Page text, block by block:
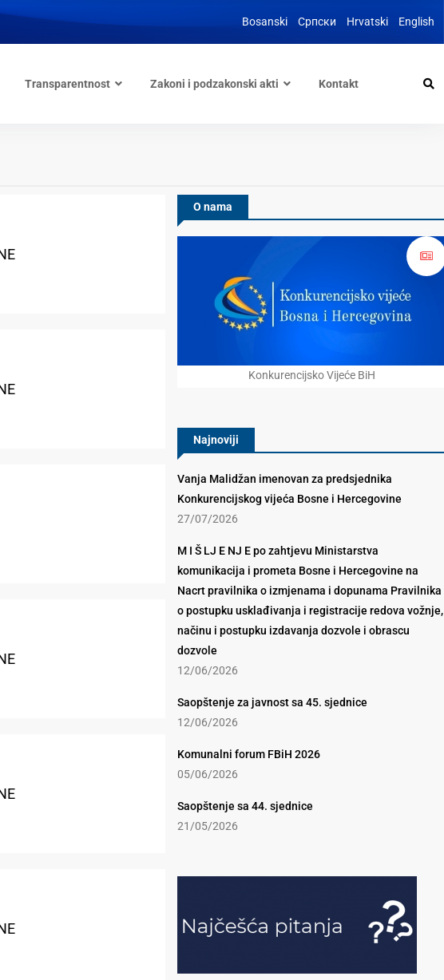
Bosanski Српски Hrvatski English
Transparentnost Zakoni i podzakonski akti Kontakt
O nama
Konkurencijsko Vijeće BiH
Najnoviji
Vanja Malidžan imenovan za predsjednika
Konkurencijskog vijeća Bosne i Hercegovine
27/07/2026
M I Š LJ E NJ E po zahtjevu Ministarstva
komunikacija i prometa Bosne i Hercegovine na
Nacrt pravilnika o izmjenama i dopunama Pravilnika
o postupku usklađivanja i registracije redova vožnje,
načinu i postupku izdavanja dozvole i obrascu
dozvole
12/06/2026
Saopštenje za javnost sa 45. sjednice
12/06/2026
Komunalni forum FBiH 2026
05/06/2026
Saopštenje sa 44. sjednice
21/05/2026